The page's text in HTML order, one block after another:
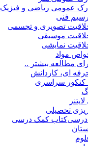
عمومی ریاضی و فیزیک
فنی
تصویری و تجسمی
موسیقی
نمایشی
مواد
مطالعه بیشتر ..
ای، کاردانش
کنکور سراسری
ریزی تحصیلی
کتاب کمک درسی